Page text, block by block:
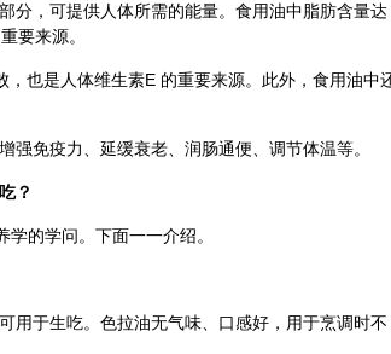
分，可提供人体所需的能量。食用油中脂肪含量达
要来源。
也是人体维生素E 的重要来源。此外，食用油中
免疫力、延缓衰老、润肠通便、调节体温等。
？
的学问。下面一一介绍。
用于生吃。色拉油无气味、口感好，用于烹调时不